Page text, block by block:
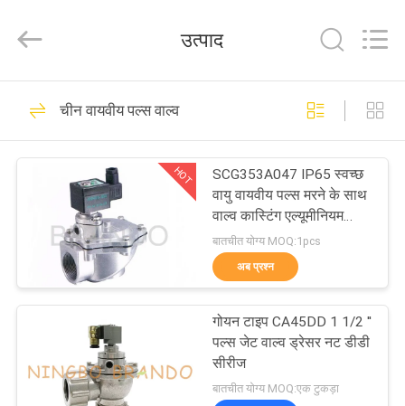
उत्पाद
Reserved.
वायवीय सिलेंडर वाल्व
228
वायवीय पल्स वाल्व
43
उत्पाद
चीन वायवीय पल्स वाल्व
HOT
SCG353A047 IP65 स्वच्छ
वायु वायवीय पल्स मरने के साथ
वाल्व कास्टिंग एल्यूमीनियम
शरीर
बातचीत योग्य MOQ:1pcs
अब प्रश्न
गोयन टाइप CA45DD 1 1/2 ''
पल्स जेट वाल्व ड्रेसर नट डीडी
सीरीज
बातचीत योग्य MOQ:एक टुकड़ा